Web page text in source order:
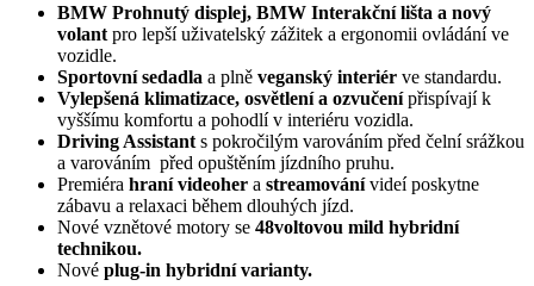
BMW Prohnutý displej, BMW Interakční lišta a nový
volant pro lepší uživatelský zážitek a ergonomii ovládání ve
vozidle.
Sportovní sedadla a plně veganský interiér ve standardu.
Vylepšená klimatizace, osvětlení a ozvučenípřispívají k
vyššímu komfortu a pohodlí v interiéru vozidla.
Driving Assistant s pokročilým varováním před čelní srážkou
a varováním před opuštěním jízdního pruhu.
Premiéra hraní videoher a streamovánívideí poskytne
zábavu a relaxaci během dlouhých jízd.
Nové vznětové motory se 48voltovou mild hybridní
technikou.
Nové plug-in hybridní varianty.